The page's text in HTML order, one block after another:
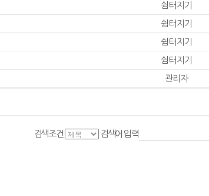
쉼터지기
쉼터지기
쉼터지기
쉼터지기
관리자
검색조건 검색어 입력